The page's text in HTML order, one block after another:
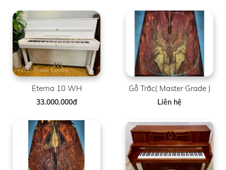
Eterna 10 WH
33.000.000đ
Gỗ Trắc( Master Grade )
Liên hệ